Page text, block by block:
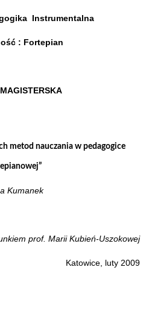
Instrumentalna
: Fortepian
metod nauczania w pedagogice
Kumanek
prof. Marii Kubień-Uszokowej
Katowice, luty 2009